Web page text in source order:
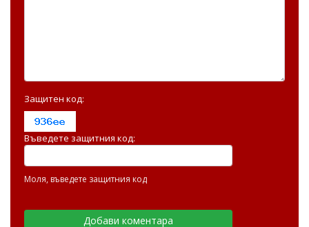
Защитен код:
Въведете защитния код:
Моля, въведете защитния код